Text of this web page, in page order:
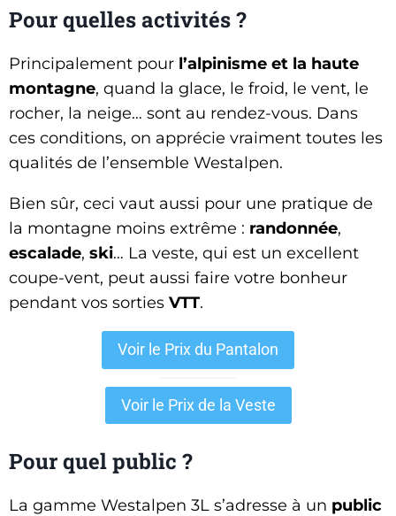
Pour quelles activités ?
Principalement pour l’alpinisme et la haute
montagne, quand la glace, le froid, le vent, le
rocher, la neige… sont au rendez-vous. Dans
ces conditions, on apprécie vraiment toutes les
qualités de l’ensemble Westalpen.
Bien sûr, ceci vaut aussi pour une pratique de
la montagne moins extrême : randonnée,
escalade, ski… La veste, qui est un excellent
coupe-vent, peut aussi faire votre bonheur
pendant vos sorties VTT.
Voir le Prix du Pantalon
Voir le Prix de la Veste
Pour quel public ?
La gamme Westalpen 3L s’adresse à un public